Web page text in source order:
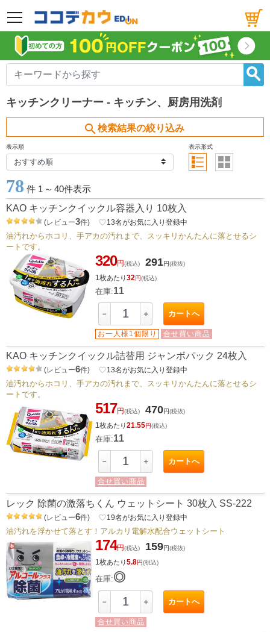
メニュー
キッチンクリーナー - キッチン、厨房用洗剤
search 検索結果の絞り込み
表示順 表示形式
78 件 1 ～ 40件表示
KAO キッチンクイックル容器入り 10枚入
(レビュー3件) favorite_border13名がお気に入り登録中
油汚れからホコリ、手アカの汚れまで、スッキリかんたんに落とせるシ
ートです。
320円(税込) 291円(税抜)
1枚あたり32円(税込)
在庫:11
－ ＋ カートへ
お一人様1個限り 合せ買い商品
KAO キッチンクイックル詰替用 ジャンボパック 24枚入
(レビュー6件) favorite_border13名がお気に入り登録中
油汚れからホコリ、手アカの汚れまで、スッキリかんたんに落とせるシ
ートです。
517円(税込) 470円(税抜)
1枚あたり21.55円(税込)
在庫:11
－ ＋ カートへ
合せ買い商品
レック 除菌の激落ちくん ウェットシート 30枚入 SS-222
(レビュー6件) favorite_border19名がお気に入り登録中
油汚れを浮かせて落とす！アルカリ電解水配合ウェットシート
174円(税込) 159円(税抜)
1枚あたり5.8円(税込)
在庫:◎
－ ＋ カートへ
合せ買い商品